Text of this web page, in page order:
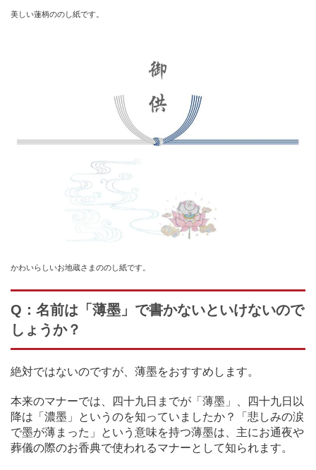
美しい蓮柄ののし紙です。
かわいらしいお地蔵さまののし紙です。
Q：名前は「薄墨」で書かないといけないので
しょうか？
絶対ではないのですが、薄墨をおすすめします。
本来のマナーでは、四十九日までが「薄墨」、四十九日以
降は「濃墨」というのを知っていましたか？「悲しみの涙
で墨が薄まった」という意味を持つ薄墨は、主にお通夜や
葬儀の際のお香典で使われるマナーとして知られます。